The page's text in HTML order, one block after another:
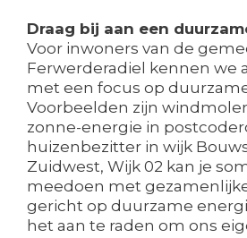
Draag bij aan een
Voor inwoners van de
Ferwerderadiel kennen we
met een focus op
Voorbeelden zijn
zonne-energie in
huizenbezitter in wijk
Zuidwest, Wijk 02 kan je
meedoen met
gericht op duurzame
het aan te raden om ons